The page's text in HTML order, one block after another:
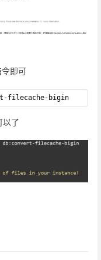
即可
filecache-bigin
以了